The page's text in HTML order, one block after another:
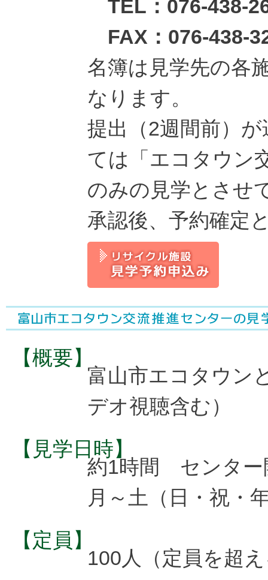
TEL：076-438-
FAX：076-438-
名簿は見学先の各
なります。
提出（2週間前）
ては「エコタウン
のみの見学とさせ
承認後、予約確定
【概要】
富山市エコタウン
デオ視聴含む）
【見学日時】
約1時間 センター
月～土（日・祝・
【定員】
100人（定員を超